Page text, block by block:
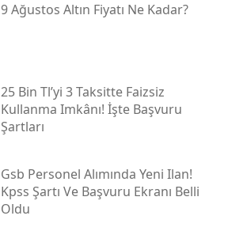
9 Ağustos Altın Fiyatı Ne Kadar?
25 Bin Tl’yi 3 Taksitte Faizsiz
Kullanma Imkânı! İşte Başvuru
Şartları
Gsb Personel Alımında Yeni Ilan!
Kpss Şartı Ve Başvuru Ekranı Belli
Oldu